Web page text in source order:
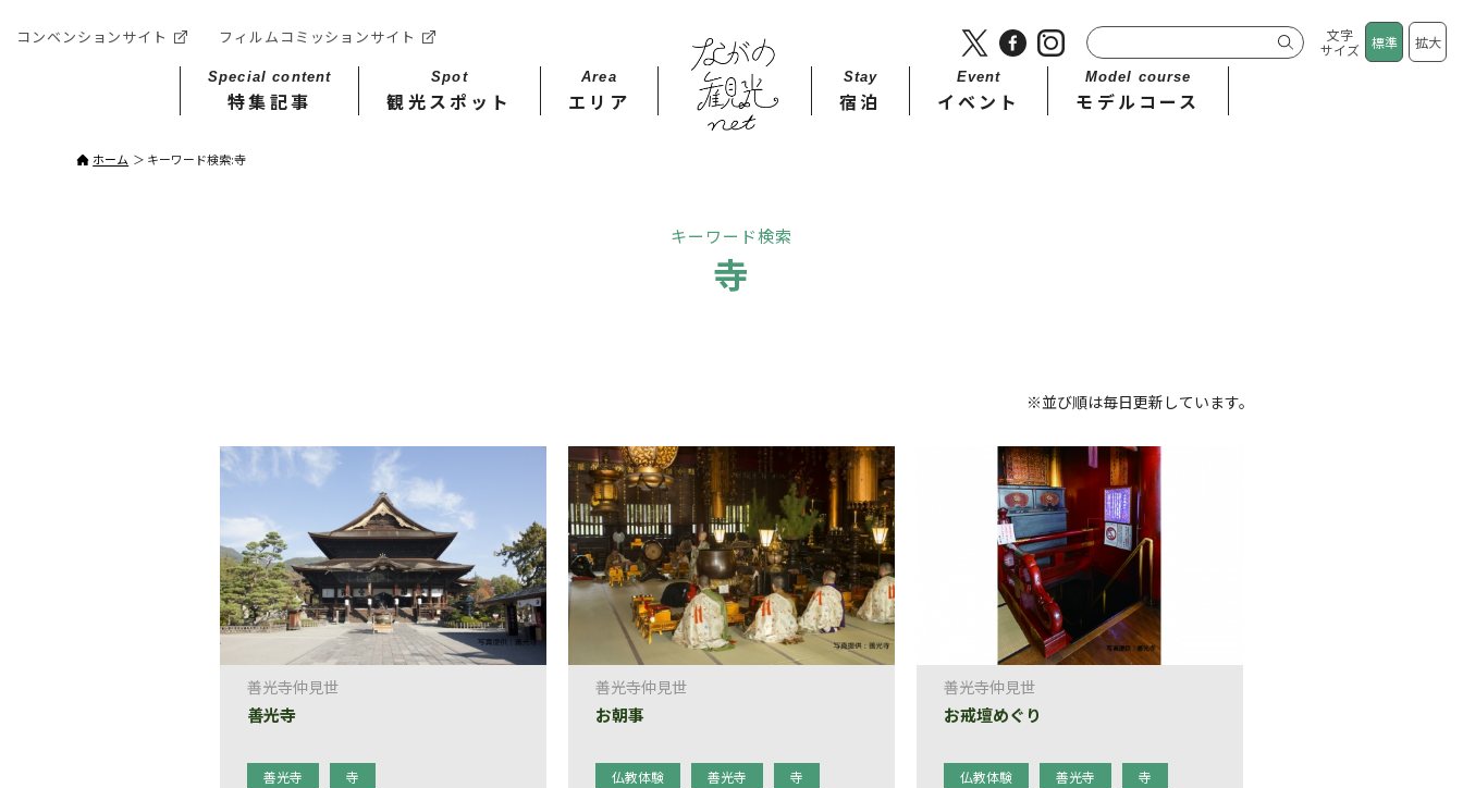
コンベンションサイト フィルムコミッションサイト
文字
サイズ
標準 拡大
Special content
特集記事
Spot
観光スポット
Area
エリア
Stay​
宿泊
Event
イベント
Model course
モデルコース
ホーム キーワード検索:寺
キーワード検索
寺
※並び順は毎日更新しています。
善光寺仲見世
善光寺
善光寺 寺
善光寺仲見世
お朝事
仏教体験 善光寺 寺
善光寺仲見世
お戒壇めぐり
仏教体験 善光寺 寺